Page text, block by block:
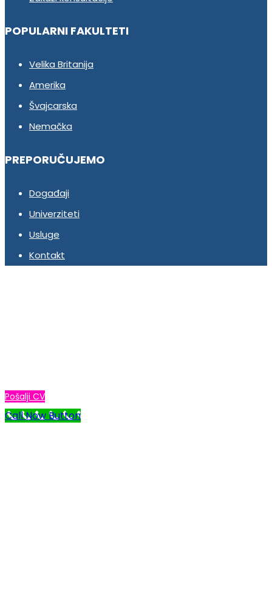
POPULARNI FAKULTETI
Velika Britanija
Amerika
Švajcarska
Nemačka
PREPORUČUJEMO
Događaji
Univerziteti
Usluge
Kontakt
Pošalji CV
Call Now Button